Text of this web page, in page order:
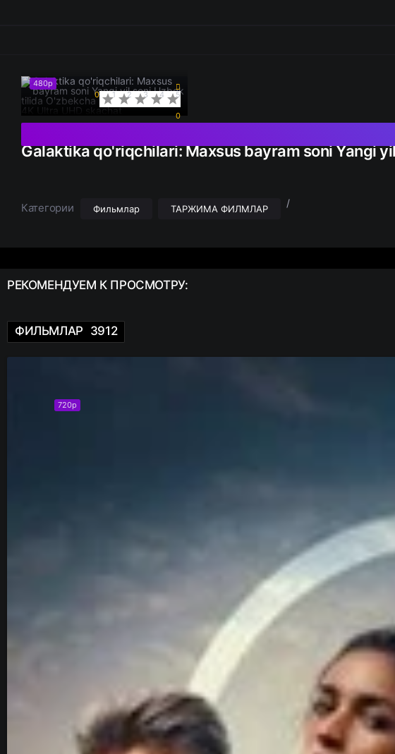
480p
0
1 2 3 4 5
0
Galaktika qo'riqchilari: Maxsus bayram soni Yangi
Категории Фильмлар /
ТАРЖИМА ФИЛМЛАР
РЕКОМЕНДУЕМ К ПРОСМОТРУ:
ФИЛЬМЛАР 3912
720p